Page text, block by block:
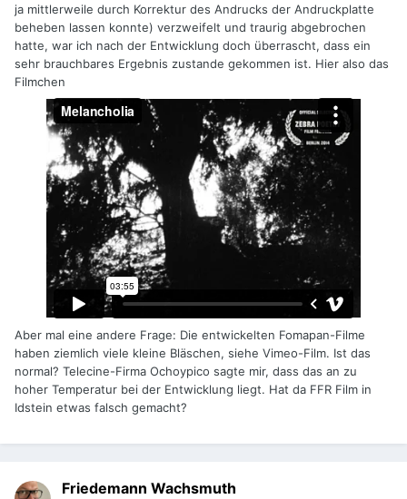
ja mittlerweile durch Korrektur des Andrucks der Andruckplatte
beheben lassen konnte) verzweifelt und traurig abgebrochen
hatte, war ich nach der Entwicklung doch überrascht, dass ein
sehr brauchbares Ergebnis zustande gekommen ist. Hier also das
Filmchen
Aber mal eine andere Frage: Die entwickelten Fomapan-Filme
haben ziemlich viele kleine Bläschen, siehe Vimeo-Film. Ist das
normal? Telecine-Firma Ochoypico sagte mir, dass das an zu
hoher Temperatur bei der Entwicklung liegt. Hat da FFR Film in
Idstein etwas falsch gemacht?
Friedemann Wachsmuth